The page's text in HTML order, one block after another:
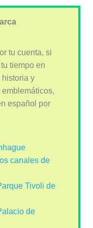
tu cuenta, si
tiempo en
historia y
español por
canales de
Tivoli de
de